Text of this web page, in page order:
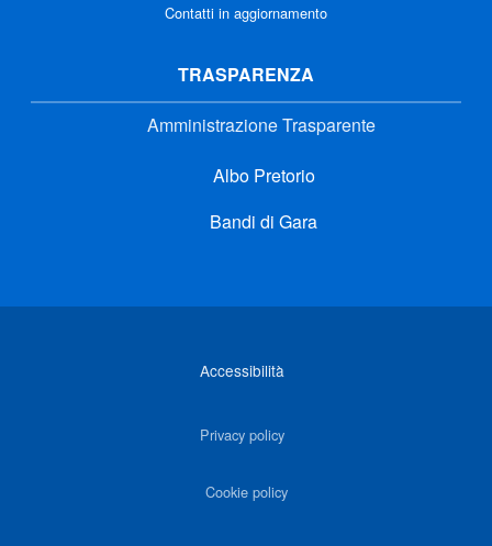
Contatti in aggiornamento
TRASPARENZA
Amministrazione Trasparente
Albo Pretorio
Bandi di Gara
Accessibilità
Privacy policy
Cookie policy